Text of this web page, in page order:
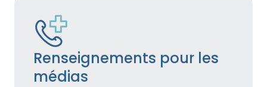
Renseignements pour les
médias